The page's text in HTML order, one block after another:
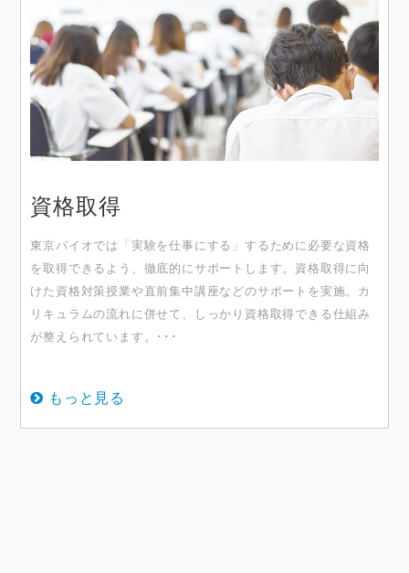
資格取得
東京バイオでは「実験を仕事にする」するために必要な資格
を取得できるよう、徹底的にサポートします。資格取得に向
けた資格対策授業や直前集中講座などのサポートを実施。カ
リキュラムの流れに併せて、しっかり資格取得できる仕組み
が整えられています。･･･
もっと見る